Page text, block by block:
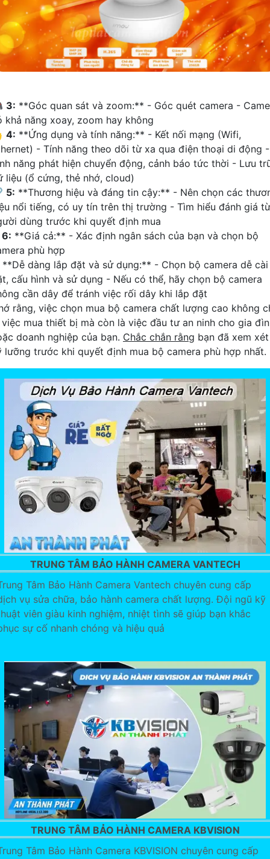
3: **Góc quan sát và zoom:** - Góc quét camera -
khả năng xoay, zoom hay không
4: **Ứng dụng và tính năng:** - Kết nối mạng (Wifi,
- Tính năng theo dõi từ xa qua điện thoại di động -
năng phát hiện chuyển động, cảnh báo tức thời - Lưu
liệu (ổ cứng, thẻ nhớ, cloud)
5: **Thương hiệu và đáng tin cậy:** - Nên chọn các
nổi tiếng, có uy tín trên thị trường - Tìm hiểu đánh giá từ
dùng trước khi quyết định mua
6: **Giá cả:** - Xác định ngân sách của bạn và chọn bộ
phù hợp
**Dễ dàng lắp đặt và sử dụng:** - Chọn bộ camera dễ cài
cấu hình và sử dụng - Nếu có thể, hãy chọn bộ camera
cần dây để tránh việc rối dây khi lắp đặt
rằng, việc chọn mua bộ camera chất lượng cao không
mua thiết bị mà còn là việc đầu tư an ninh cho gia
doanh nghiệp của bạn. Chắc chắn rằng bạn đã xem xét
lưỡng trước khi quyết định mua bộ camera phù hợp nhất.
TRUNG TÂM BẢO HÀNH CAMERA VANTECH
Tâm Bảo Hành Camera Vantech chuyên cung cấp
vụ sửa chữa, bảo hành camera chất lượng. Đội ngũ kỹ
viên giàu kinh nghiệm, nhiệt tình sẽ giúp bạn khắc
sự cố nhanh chóng và hiệu quả
TRUNG TÂM BẢO HÀNH CAMERA KBVISION
Tâm Bảo Hành Camera KBVISION chuyên cung cấp